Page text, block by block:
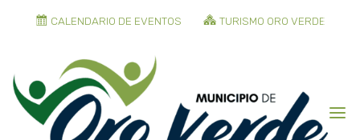
CALENDARIO DE EVENTOS TURISMO ORO VERDE